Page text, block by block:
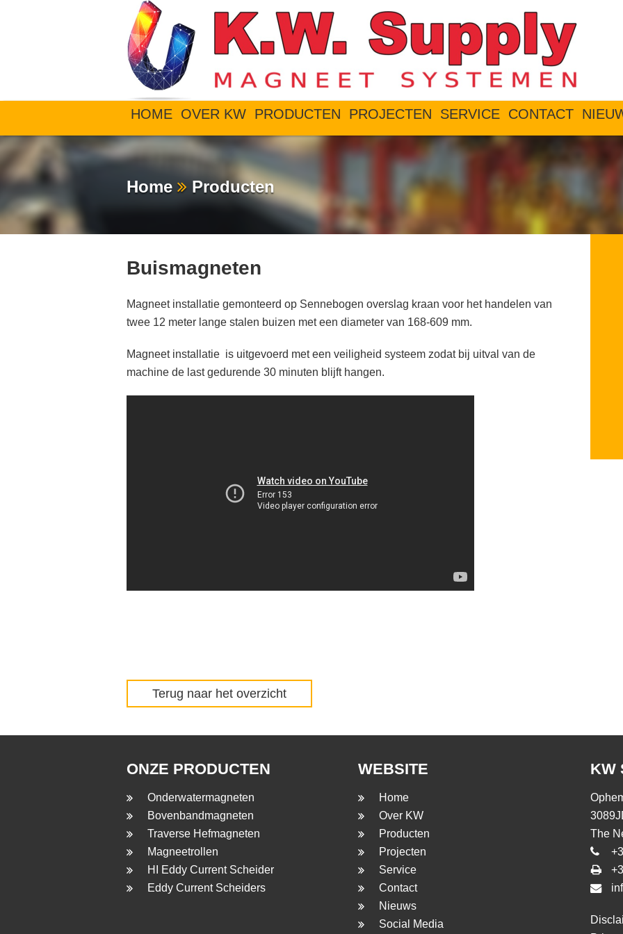
HOME OVER KW PRODUCTEN PROJECTEN SERVICE CONTACT
Home Producten
Buismagneten
Magneet installatie gemonteerd op Sennebogen overslag kraan voor het handelen van
twee 12 meter lange stalen buizen met een diameter van 168-609 mm.
Magneet installatie is uitgevoerd met een veiligheid systeem zodat bij uitval van de
machine de last gedurende 30 minuten blijft hangen.
Terug naar het overzicht
ONZE PRODUCTEN
Onderwatermagneten
Bovenbandmagneten
Traverse Hefmagneten
Magneetrollen
HI Eddy Current Scheider
Eddy Current Scheiders
WEBSITE
Home
Over KW
Producten
Projecten
Service
Contact
Nieuws
Social Media
KW
The